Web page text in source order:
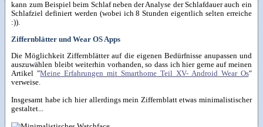
kann zum Beispiel beim Schlaf neben der Analyse der Schlafdauer auch ein
Schlafziel definiert werden (wobei ich 8 Stunden eigentlich selten erreiche
:)).
Ziffernblätter und Wear OS Apps
Die Möglichkeit Ziffernblätter auf die eigenen Bedürfnisse anupassen und
auszuwählen bleibt weiterhin vorhanden, so dass ich hier gerne auf meinen
Artikel "Meine Erfahrungen mit Smarthome Teil XV- Android Wear Os"
verweise.
Insgesamt habe ich hier allerdings mein Ziffernblatt etwas minimalistischer
gestaltet...